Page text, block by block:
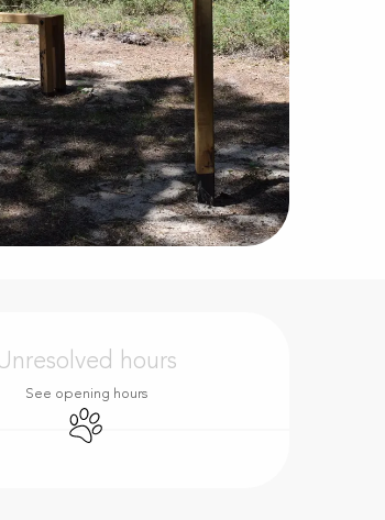
hours & contact
hours
See opening hours
Animals accepted